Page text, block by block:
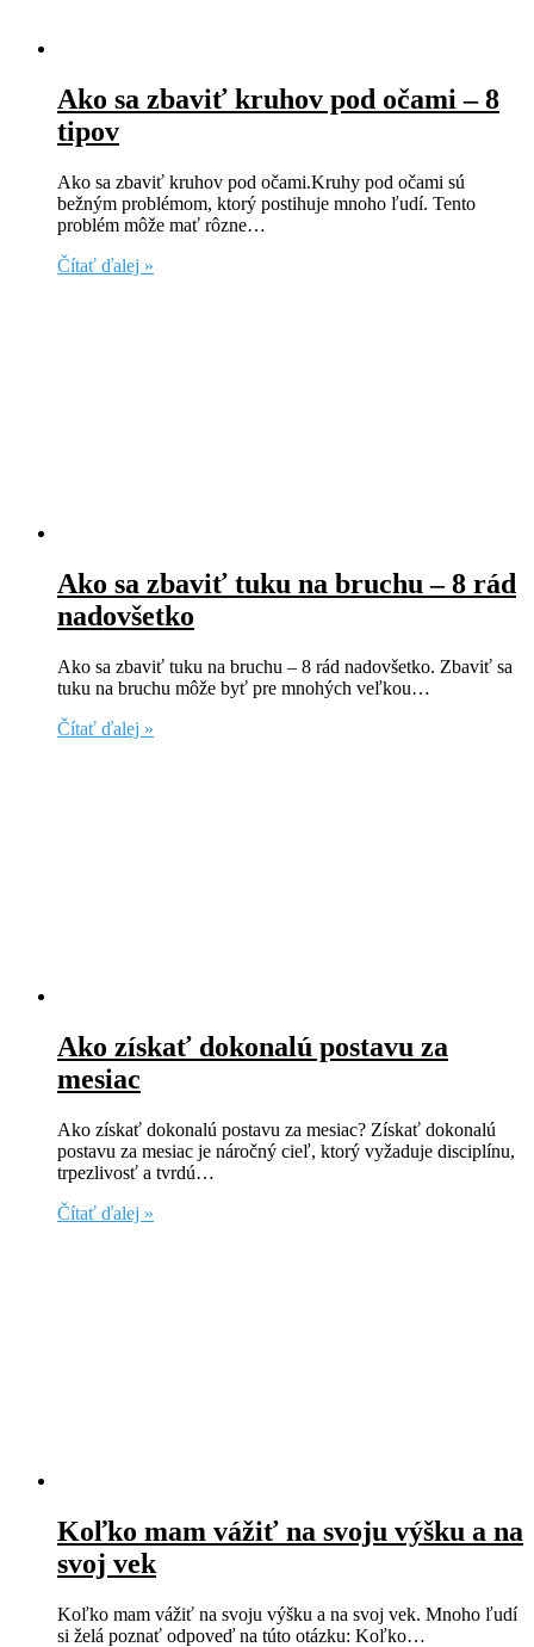
Ako sa zbaviť kruhov pod očami – 8
tipov
Ako sa zbaviť kruhov pod očami.Kruhy pod očami sú
bežným problémom, ktorý postihuje mnoho ľudí. Tento
problém môže mať rôzne…
Čítať ďalej »
Ako sa zbaviť tuku na bruchu – 8 rád
nadovšetko
Ako sa zbaviť tuku na bruchu – 8 rád nadovšetko. Zbaviť sa
tuku na bruchu môže byť pre mnohých veľkou…
Čítať ďalej »
Ako získať dokonalú postavu za
mesiac
Ako získať dokonalú postavu za mesiac? Získať dokonalú
postavu za mesiac je náročný cieľ, ktorý vyžaduje disciplínu,
trpezlivosť a tvrdú…
Čítať ďalej »
Koľko mam vážiť na svoju výšku a na
svoj vek
Koľko mam vážiť na svoju výšku a na svoj vek. Mnoho ľudí
si želá poznať odpoveď na túto otázku: Koľko…